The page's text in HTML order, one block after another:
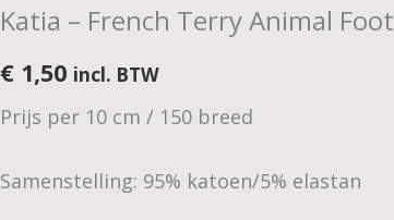
Katia – French Terry Animal Foot
€ 1,50 incl. BTW
Prijs per 10 cm / 150 breed
Samenstelling: 95% katoen/5% elastan
French
Terry
Animal
Foot